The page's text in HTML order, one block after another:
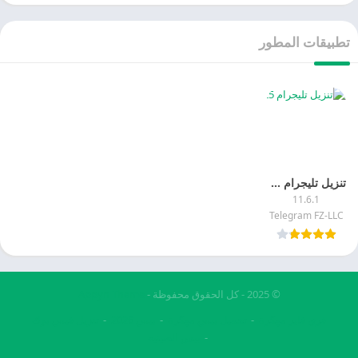
تطبيقات المطور
تنزيل تليجرام 2025 Telegram APK اخر تحديث مجانا
11.6.1
Telegram FZ-LLC
© 2025 - كل الحقوق محفوظة -